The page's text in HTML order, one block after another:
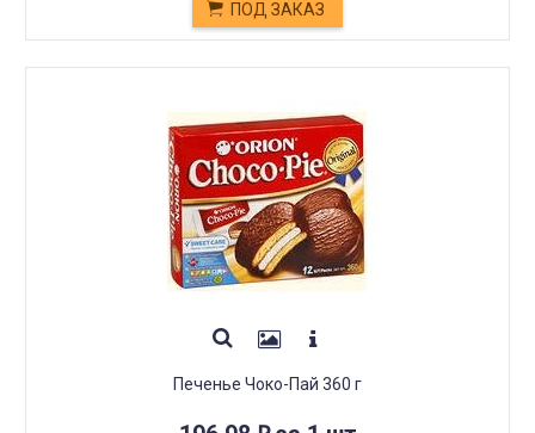
ПОД ЗАКАЗ
Печенье Чоко-Пай 360 г